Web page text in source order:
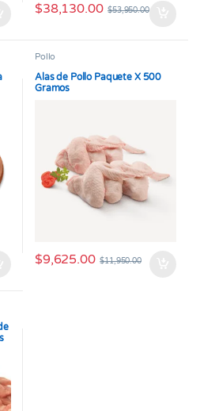
$38,130.00 $53,950.00
Pollo
Alas de Pollo Paquete X 500
Gramos
$9,625.00 $11,950.00